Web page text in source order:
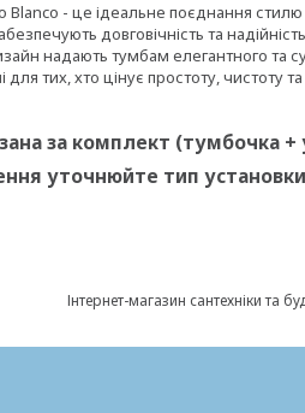
Blanco - це ідеальне поєднання
довговічність та
надають тумбам елегантного та
для тих, хто цінує простоту, чистоту
за комплект (тумбочка
уточнюйте тип установки